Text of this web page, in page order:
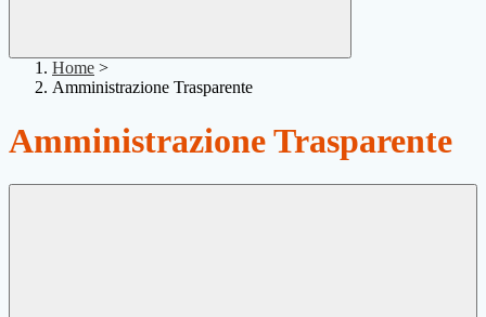
Home >
Amministrazione Trasparente
Amministrazione Trasparente